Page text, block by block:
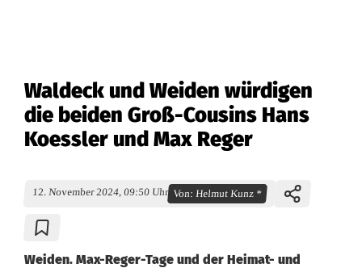
Waldeck und Weiden würdigen
die beiden Groß-Cousins Hans
Koessler und Max Reger
12. November 2024, 09:50 Uhr Von:Helmut Kunz *
Weiden. Max-Reger-Tage und der Heimat- und